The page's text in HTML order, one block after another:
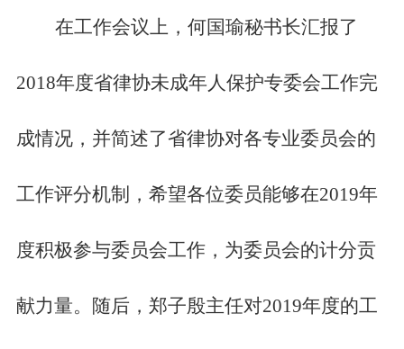
在工作会议上，何国瑜秘书长汇报了
2018年度省律协未成年人保护专委会工作完
成情况，并简述了省律协对各专业委员会的
工作评分机制，希望各位委员能够在2019年
度积极参与委员会工作，为委员会的计分贡
献力量。随后，郑子殷主任对2019年度的工